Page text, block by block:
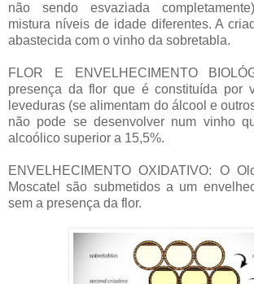
não sendo esvaziada
mistura níveis de idade diferentes. A
abastecida com o vinho da sobretabla.
FLOR E ENVELHECIMENTO
presença da flor que é constituída por
leveduras (se alimentam do álcool e
não pode se desenvolver num vinho
alcoólico superior a 15,5%.
ENVELHECIMENTO OXIDATIVO: O
Moscatel são submetidos a um
sem a presença da flor.